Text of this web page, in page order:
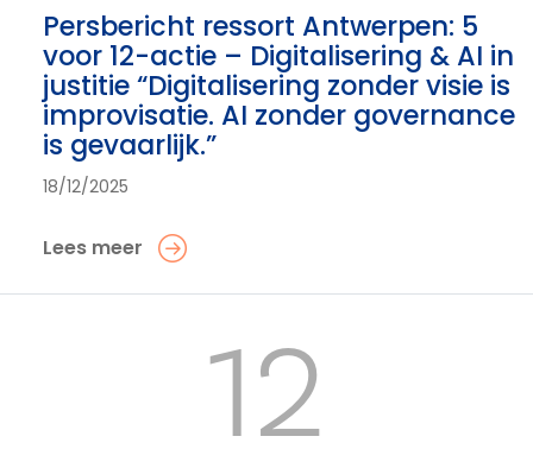
Persbericht ressort Antwerpen: 5
voor 12-actie – Digitalisering & AI in
justitie “Digitalisering zonder visie is
improvisatie. AI zonder governance
is gevaarlijk.”
18/12/2025
Lees meer
12